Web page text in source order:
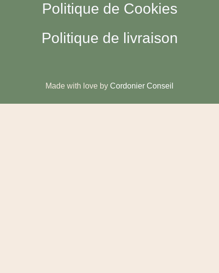
Politique de Cookies
Politique de livraison
Made with love by Cordonier Conseil